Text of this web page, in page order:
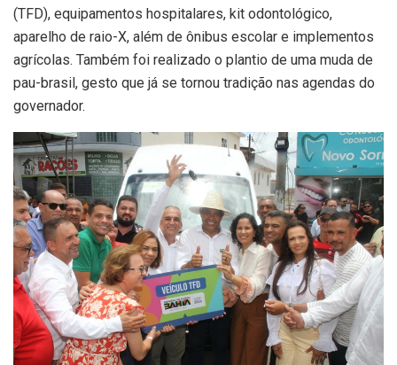
(TFD), equipamentos hospitalares, kit odontológico,
aparelho de raio-X, além de ônibus escolar e implementos
agrícolas. Também foi realizado o plantio de uma muda de
pau-brasil, gesto que já se tornou tradição nas agendas do
governador.